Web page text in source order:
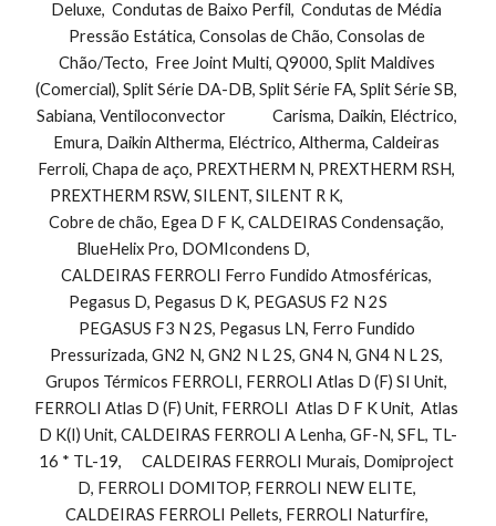
Deluxe,  Condutas de Baixo Perfil,  Condutas de Média
Pressão Estática, Consolas de Chão, Consolas de
Chão/Tecto,  Free Joint Multi, Q9000, Split Maldives
(Comercial), Split Série DA-DB, Split Série FA, Split Série SB,
Sabiana, Ventiloconvector              Carisma, Daikin, Eléctrico,
Emura, Daikin Altherma, Eléctrico, Altherma, Caldeiras
Ferroli, Chapa de aço, PREXTHERM N, PREXTHERM RSH,
PREXTHERM RSW, SILENT, SILENT R K,
Cobre de chão, Egea D F K, CALDEIRAS Condensação,
BlueHelix Pro, DOMIcondens D,
CALDEIRAS FERROLI Ferro Fundido Atmosféricas,
Pegasus D, Pegasus D K, PEGASUS F2 N 2S
PEGASUS F3 N 2S, Pegasus LN, Ferro Fundido
Pressurizada, GN2 N, GN2 N L 2S, GN4 N, GN4 N L 2S,
Grupos Térmicos FERROLI, FERROLI Atlas D (F) SI Unit,
FERROLI Atlas D (F) Unit, FERROLI  Atlas D F K Unit,  Atlas
D K(I) Unit, CALDEIRAS FERROLI A Lenha, GF-N, SFL, TL-
16 * TL-19,      CALDEIRAS FERROLI Murais, Domiproject
D, FERROLI DOMITOP, FERROLI NEW ELITE,
CALDEIRAS FERROLI Pellets, FERROLI Naturfire,